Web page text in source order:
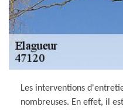
Les interventions
nombreuses. En effet, il